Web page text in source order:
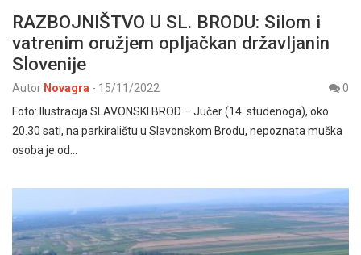
RAZBOJNIŠTVO U SL. BRODU: Silom i
vatrenim oružjem opljačkan državljanin
Slovenije
Autor Novagra - 15/11/2022
0
Foto: Ilustracija SLAVONSKI BROD – Jučer (14. studenoga), oko
20.30 sati, na parkiralištu u Slavonskom Brodu, nepoznata muška
osoba je od…